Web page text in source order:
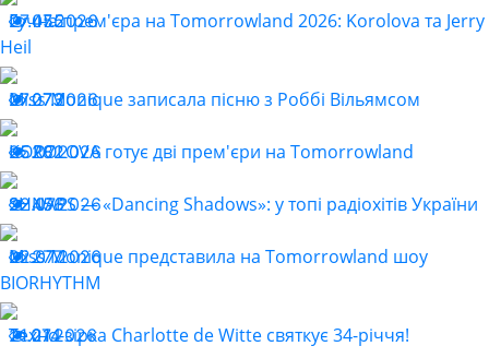
27.07.2026
455
Гучна прем'єра на Tomorrowland 2026: Korolova та Jerry
Heil
27.07.2026
273
Miss Monique записала пісню з Роббі Вільямсом
25.07.2026
282
KOROLOVA готує дві прем'єри на Tomorrowland
22.07.2026
456
SHNAPS — «Dancing Shadows»: у топі радіохітів України
22.07.2026
277
Miss Monique представила на Tomorrowland шоу
BIORHYTHM
21.07.2026
214
Техно-зірка Charlotte de Witte святкує 34-річчя!